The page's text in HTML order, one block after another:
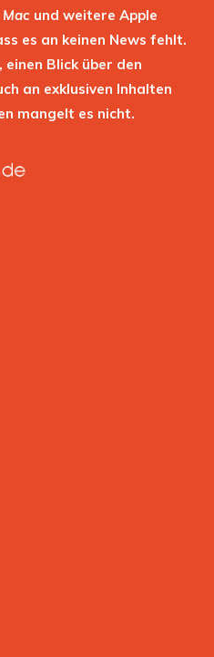
Mac und weitere Apple
es an keinen News fehlt.
Blick über den
an exklusiven Inhalten
mangelt es nicht.